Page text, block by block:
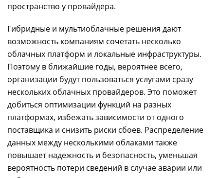
пространство у провайдера.
Гибридные и мультиоблачные решения дают
возможность компаниям сочетать несколько
облачных платформ и локальные инфраструктуры.
Поэтому в ближайшие годы, вероятнее всего,
организации будут пользоваться услугами сразу
нескольких облачных провайдеров. Это поможет
добиться оптимизации функций на разных
платформах, избежать зависимости от одного
поставщика и снизить риски сбоев. Распределение
данных между несколькими облаками также
повышает надежность и безопасность, уменьшая
вероятность потери сведений в случае аварии или